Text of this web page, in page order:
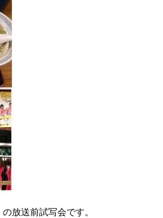
放送前試写会です。